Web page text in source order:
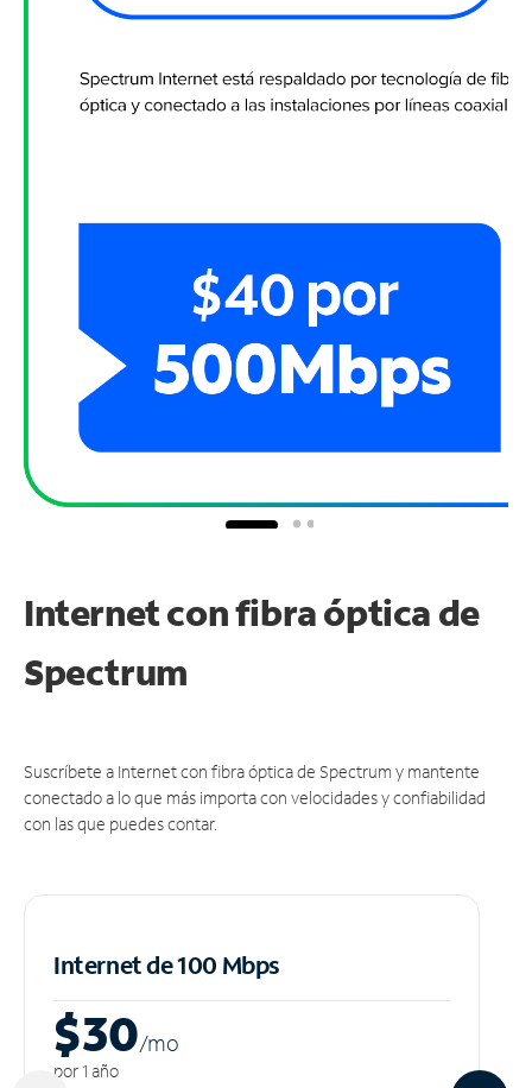
Internet con fibra óptica de
Spectrum
Suscríbete a Internet con fibra óptica de Spectrum y mantente
conectado a lo que más importa con velocidades y confiabilidad
con las que puedes contar.
Internet de 100 Mbps
$30/mo
por 1 año